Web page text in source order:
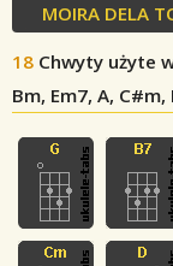
MOIRA DELA
18 Chwyty użyte
Bm, Em7, A,